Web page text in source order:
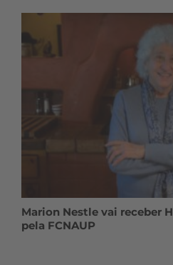
Marion Nestle vai receber
pela FCNAUP